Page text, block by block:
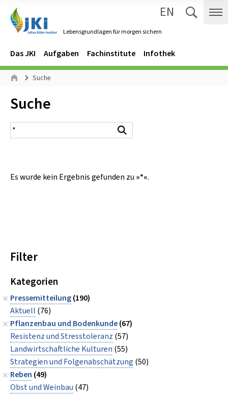
Lebensgrundlagen für morgen sichern
EN
Navigation
Hauptmenü
Das JKI Aufgaben Fachinstitute Infothek
Seitenpfad
Suche
Inhalt:
Suche
Suchergebnis
Es wurde kein Ergebnis gefunden zu »*«.
Filter
Kategorien
Pressemitteilung(190)
Aktuell (76)
Pflanzenbau und Bodenkunde(67)
Resistenz und Stresstoleranz (57)
Landwirtschaftliche Kulturen (55)
Strategien und Folgenabschätzung (50)
Reben (49)
Obst und Weinbau (47)